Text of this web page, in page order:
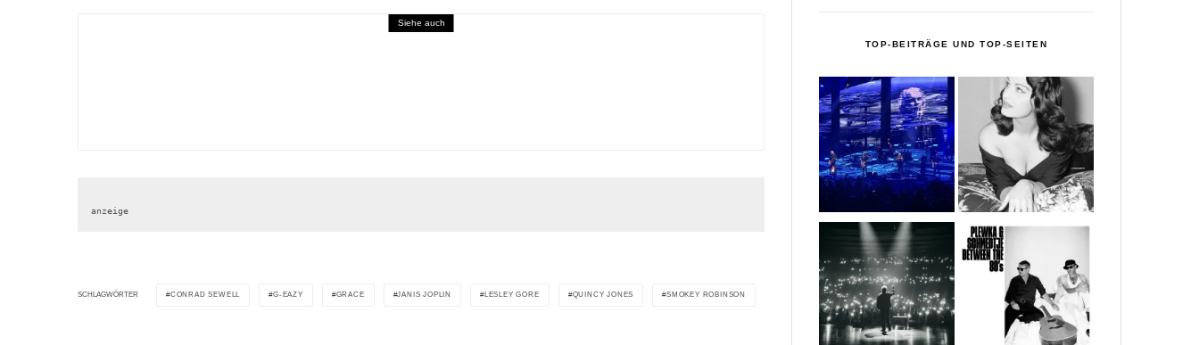
Siehe auch
anzeige
SCHLAGWÖRTER CONRAD SEWELL G-EAZY GRACE JANIS JOPLIN LESLEY GORE QUINCY JONES SMOKEY ROBINSON
TOP-BEITRÄGE UND TOP-SEITEN